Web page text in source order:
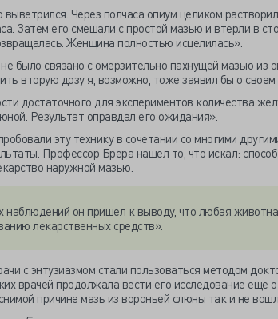
Через полчаса опиум целиком
Затем его смешали с простой мазью и втерли в
Женщина полностью исцелилась».
было связано с омерзительно пахнущей мазью из
вторую дозу я, возможно, тоже заявил бы о своем
достаточного для экспериментов количества
Результат оправдал его ожидания».
эту технику в сочетании со многими
Профессор Брера нашел то, что искал:
наружной мазью.
наблюдений он пришел к выводу, что любая
лекарственных средств».
с энтузиазмом стали пользоваться методом
врачей продолжала вести его исследование еще
причине мазь из вороньей слюны так и не